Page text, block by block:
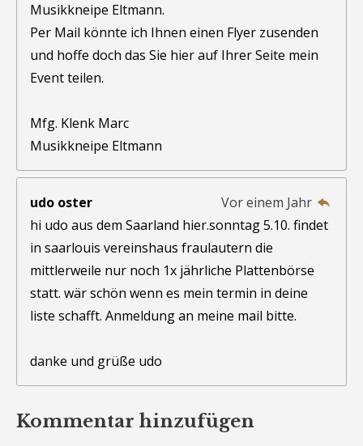
Musikkneipe Eltmann.
Per Mail könnte ich Ihnen einen Flyer zusenden
und hoffe doch das Sie hier auf Ihrer Seite mein
Event teilen.
Mfg. Klenk Marc
Musikkneipe Eltmann
udo oster
Vor einem Jahr
hi udo aus dem Saarland hier.sonntag 5.10. findet
in saarlouis vereinshaus fraulautern die
mittlerweile nur noch 1x jährliche Plattenbörse
statt. wär schön wenn es mein termin in deine
liste schafft. Anmeldung an meine mail bitte.
danke und grüße udo
Kommentar hinzufügen